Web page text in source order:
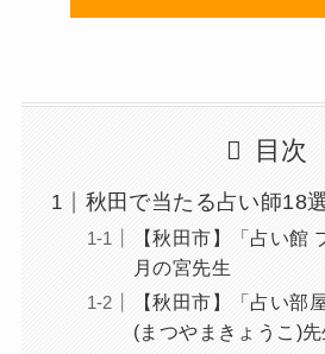
目次
秋田で当たる占い師18選
【秋田市】「占い館
月の宮先生
【秋田市】「占い部
(まつやまきょうこ)先